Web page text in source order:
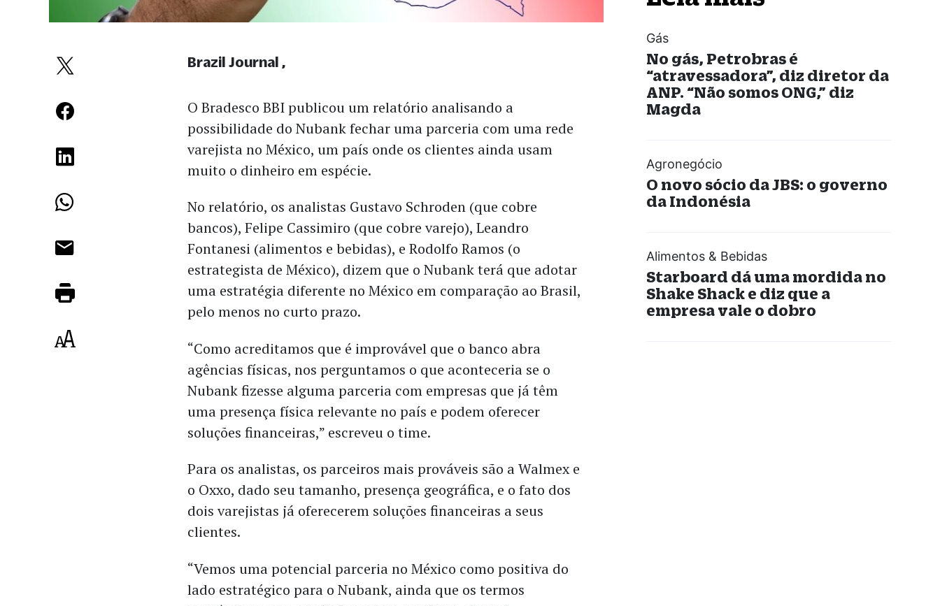
O Bradesco BBI publicou um relatório analisando a
possibilidade do Nubank fechar uma parceria com uma rede
varejista no México, um país onde os clientes ainda usam
muito o dinheiro em espécie.
No relatório, os analistas Gustavo Schroden (que cobre
bancos), Felipe Cassimiro (que cobre varejo), Leandro
Fontanesi (alimentos e bebidas), e Rodolfo Ramos (o
estrategista de México), dizem que o Nubank terá que adotar
uma estratégia diferente no México em comparação ao Brasil,
pelo menos no curto prazo.
“Como acreditamos que é improvável que o banco abra
agências físicas, nos perguntamos o que aconteceria se o
Nubank fizesse alguma parceria com empresas que já têm
uma presença física relevante no país e podem oferecer
soluções financeiras,” escreveu o time.
Para os analistas, os parceiros mais prováveis são a Walmex e
o Oxxo, dado seu tamanho, presença geográfica, e o fato dos
dois varejistas já oferecerem soluções financeiras a seus
clientes.
“Vemos uma potencial parceria no México como positiva do
lado estratégico para o Nubank, ainda que os termos
Brazil Journal
Gás
No gás, Petrobras é
“atravessadora”, diz diretor da
ANP. “Não somos ONG,” diz
Magda
Agronegócio
O novo sócio da JBS: o governo
da Indonésia
Alimentos & Bebidas
Starboard dá uma mordida no
Shake Shack e diz que a
empresa vale o dobro